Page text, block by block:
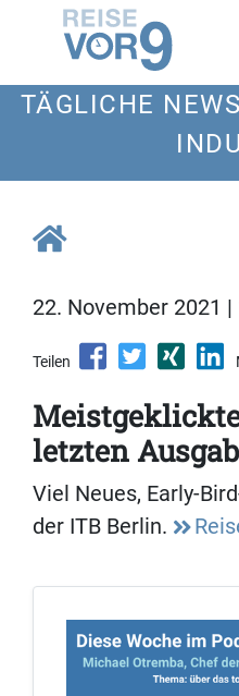
TÄGLICHE
22. November 2021 |
Teilen
letzten
Viel Neues, Early-
der ITB Berlin.